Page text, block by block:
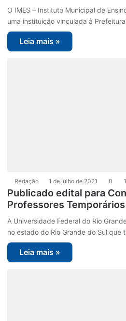
O IMES – Instituto Municipal de
uma instituição vinculada à
Leia mais »
Redação 1 de julho de 2021 0
Publicado edital para
Professores Temporários
A Universidade Federal do Rio
no estado do Rio Grande do Sul que
Leia mais »